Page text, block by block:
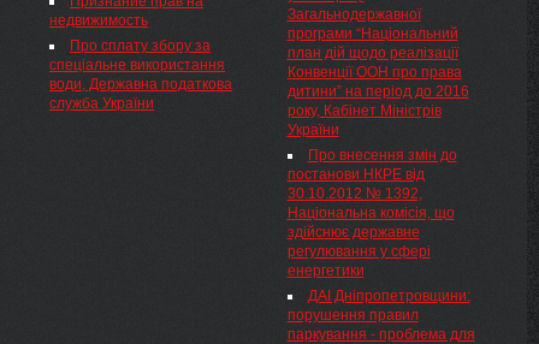
економічні показники за видами
економічної діяльності, що
відносяться до добувної
промисловості і розроблення
кар'єрів, переробної
промисловості, постачання
областей». Об этом
сообщается на сайте главы
государства.
недвижимость
Про сплату збору за
спеціальне використання
води, Державна податкова
служба України
Загальнодержавної
програми “Національний
план дій щодо реалізації
Конвенції ООН про права
дитини” на період до 2016
року, Кабінет Міністрів
України
Про внесення змін до
постанови НКРЕ від
30.10.2012 № 1392,
Національна комісія, що
здійснює державне
регулювання у сфері
енергетики
ДАІ Дніпропетровщини:
порушення правил
паркування - проблема для